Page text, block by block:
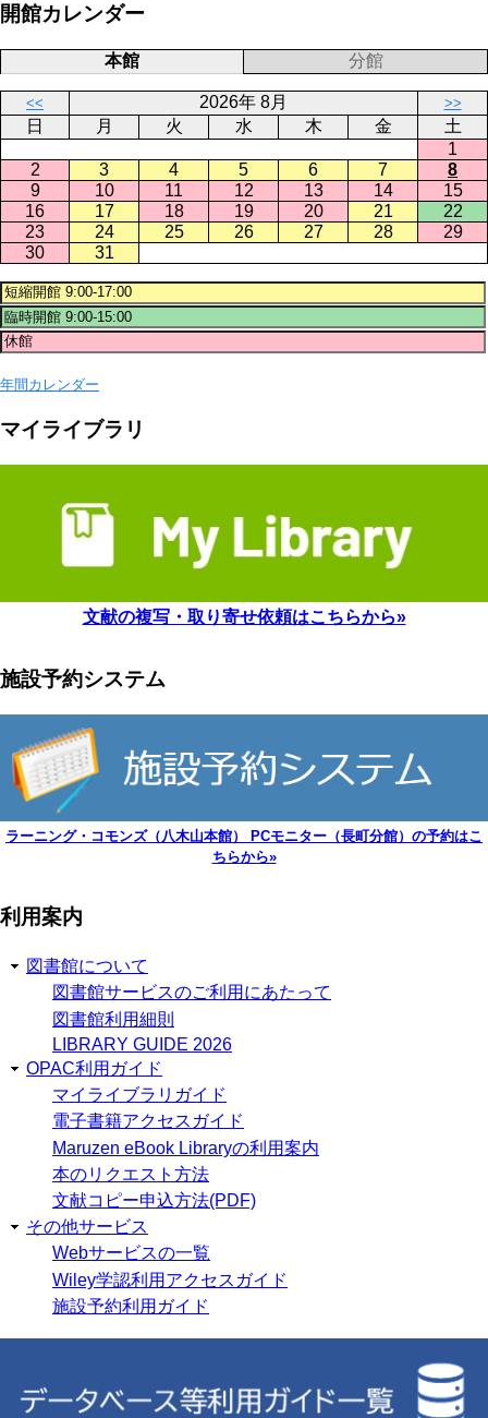
開館カレンダー
本館 分館
<< 2026年 8月 >>
日 月 火 水 木 金
土
1
2
3 4 5 6 7
8
9
10 11 12 13 14
15
16
17 18 19 20 21
22
23
24 25 26 27 28
29
30
31
年間カレンダー
マイライブラリ
文献の複写・取り寄せ依頼はこちらから»
施設予約システム
ラーニング・コモンズ（八木山本館） PCモニター（長町分館）の予約はこ
ちらから»
利用案内
図書館について
図書館サービスのご利用にあたって
図書館利用細則
LIBRARY GUIDE 2026
OPAC利用ガイド
マイライブラリガイド
電子書籍アクセスガイド
Maruzen eBook Libraryの利用案内
本のリクエスト方法
文献コピー申込方法(PDF)
その他サービス
Webサービスの一覧
Wiley学認利用アクセスガイド
施設予約利用ガイド